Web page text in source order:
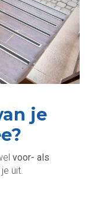
je
voor- als
uit.